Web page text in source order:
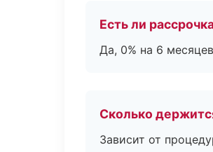
Есть ли
Да, 0% на 6
Сколько
Зависит от